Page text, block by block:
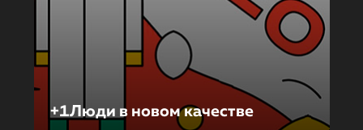
+1Люди в новом качестве